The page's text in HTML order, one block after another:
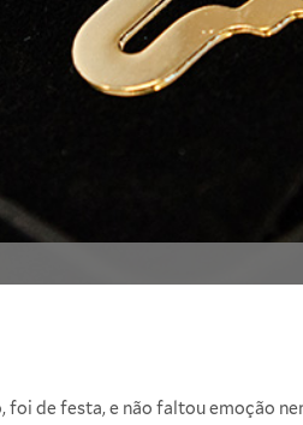
de festa, e não faltou emoção